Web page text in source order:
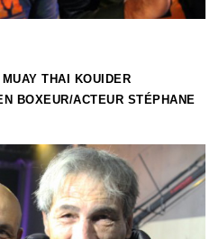
THAI KOUIDER
BOXEUR/ACTEUR STÉPHANE